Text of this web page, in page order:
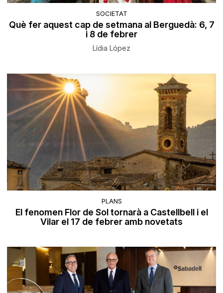
SOCIETAT
Què fer aquest cap de setmana al Berguedà: 6, 7
i 8 de febrer
Lídia López
PLANS
El fenomen Flor de Sol tornarà a Castellbell i el
Vilar el 17 de febrer amb novetats